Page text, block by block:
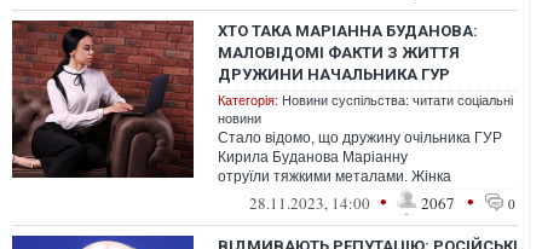
ХТО ТАКА МАРІАННА БУДАНОВА:
МАЛОВІДОМІ ФАКТИ З ЖИТТЯ
ДРУЖИНИ НАЧАЛЬНИКА ГУР
Категорія: Новини суспільства: читати соціальні
новини
Стало відомо, що дружину очільника ГУР
Кирила Буданова Маріанну
отруїли тяжкими металами. Жінка
перебуває в лікарні та вже завершує свій
28.11.2023, 14:00 • 2067 • 0